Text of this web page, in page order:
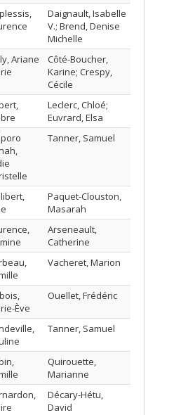
Daignault, Isabelle
V.; Brend, Denise
Michelle
Ariane
Côté-Boucher,
Karine; Crespy,
Cécile
Leclerc, Chloé;
Euvrard, Elsa
Tanner, Samuel
Paquet-Clouston,
Masarah
Arseneault,
Catherine
Vacheret, Marion
Ève
Ouellet, Frédéric
Tanner, Samuel
Quirouette,
Marianne
Décary-Hétu,
David